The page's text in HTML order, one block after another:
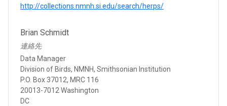
http://collections.nmnh.si.edu/search/herps/
Brian Schmidt
連絡先
Data Manager
Division of Birds, NMNH, Smithsonian Institution
P.O. Box 37012, MRC 116
20013-7012 Washington
DC